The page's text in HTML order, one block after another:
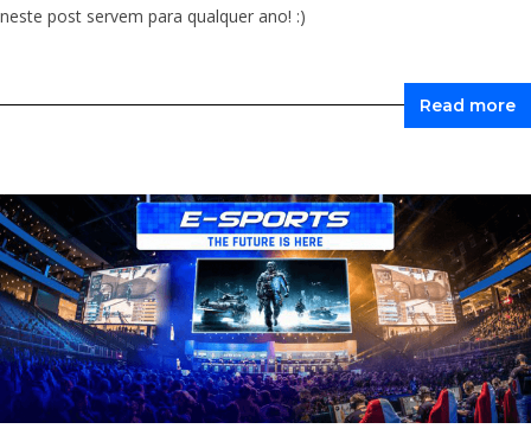
neste post servem para qualquer ano! :)
Read more